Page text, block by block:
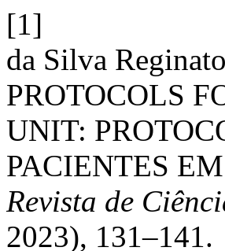
[1]
da Silva
PROTOCOLS
UNIT:
PACIENTES
Revista de
2023), 131–141.